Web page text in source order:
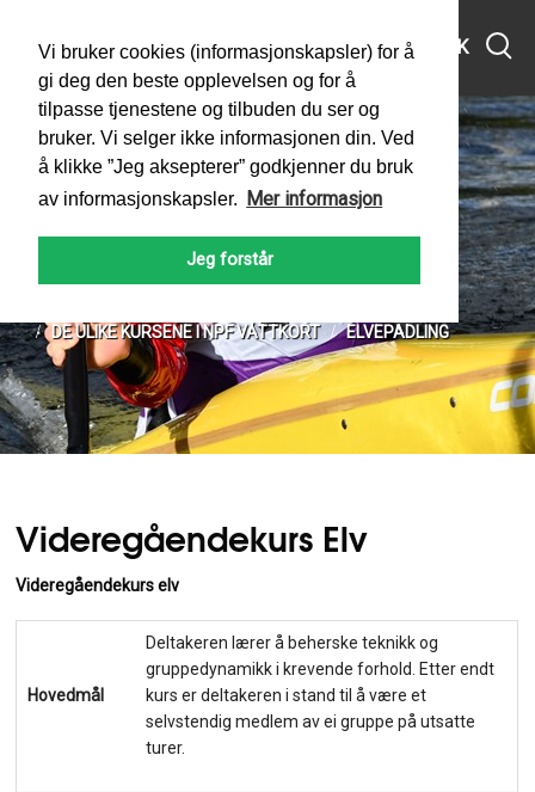
Vi bruker cookies (informasjonskapsler) for å
gi deg den beste opplevelsen og for å
tilpasse tjenestene og tilbuden du ser og
bruker. Vi selger ikke informasjonen din. Ved
å klikke ”Jeg aksepterer” godkjenner du bruk
av informasjonskapsler.
Mer informasjon
Jeg forstår
MENY SØK
Videregåendekurs Elv
DE ULIKE KURSENE I NPF VÅTTKORT
ELVEPADLING
Videregåendekurs Elv
Videregåendekurs elv
Hovedmål
Deltakeren lærer å beherske teknikk og
gruppedynamikk i krevende forhold. Etter endt
kurs er deltakeren i stand til å være et
selvstendig medlem av ei gruppe på utsatte
turer.